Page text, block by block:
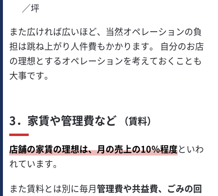
／坪
また広ければ広いほど、当然オペレーションの負
担は跳ね上がり人件費もかかります。 自分のお店
の理想とするオペレーションを考えておくことも
大事です。
3．家賃や管理費など （賃料）
店舗の家賃の理想は、月の売上の10％程度といわ
れています。
また賃料とは別に毎月管理費や共益費、ごみの回